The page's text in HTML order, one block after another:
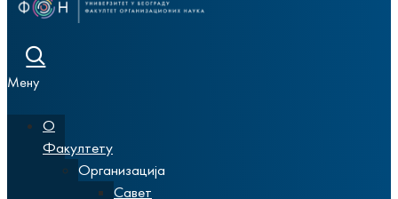
Мену
О
Факултету
Организација
Савет